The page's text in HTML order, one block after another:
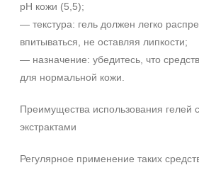
pH кожи (5,5);
— текстура: гель должен легко
впитываться, не оставляя липкости;
— назначение: убедитесь, что
для нормальной кожи.
Преимущества использования гелей
экстрактами
Регулярное применение таких